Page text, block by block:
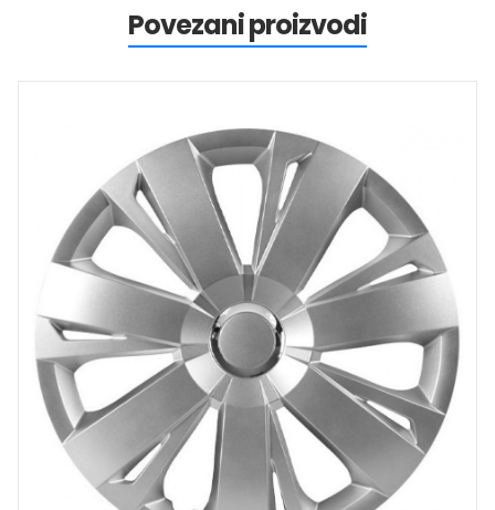
Povezani proizvodi